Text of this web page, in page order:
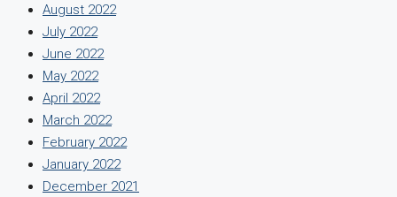
August 2022
July 2022
June 2022
May 2022
April 2022
March 2022
February 2022
January 2022
December 2021